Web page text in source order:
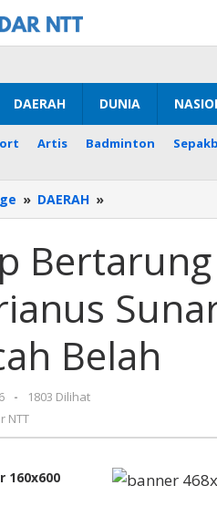
DAERAH DUNIA
Artis Badminton
» DAERAH »
Bertarung
Pilkades
Desa
Rai,
Adrianus
Politik
Damai
Belah
oleh
Radar
-
1803 Dilihat
NTT